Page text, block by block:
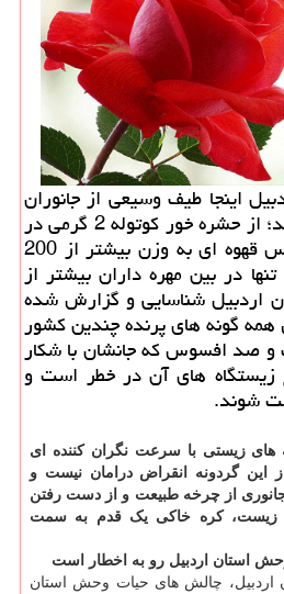
اینجا طیف وسیعی از جانوران
از نظر جثه یافت می شوند؛ از حشره خور كوتوله 2 گرمی در
دشت مغان گرفته تا خرس قهوه ای به وزن بیشتر از 200
در بین مهره داران بیشتر از
اردبیل شناسایی و گزارش شده
همه گونه های پرنده چندین كشور
و صد افسوس كه جانشان با شكار
های آن در خطر است و
شوند.
های زیستی با سرعت نگران کننده ای
این گردونه انقراض درامان نیست و
از چرخه طبیعت و از دست رفتن
زیست، کره خاکی یک قدم به سمت
استان اردبیل رو به اخطار است
چالش های حیات وحش استان